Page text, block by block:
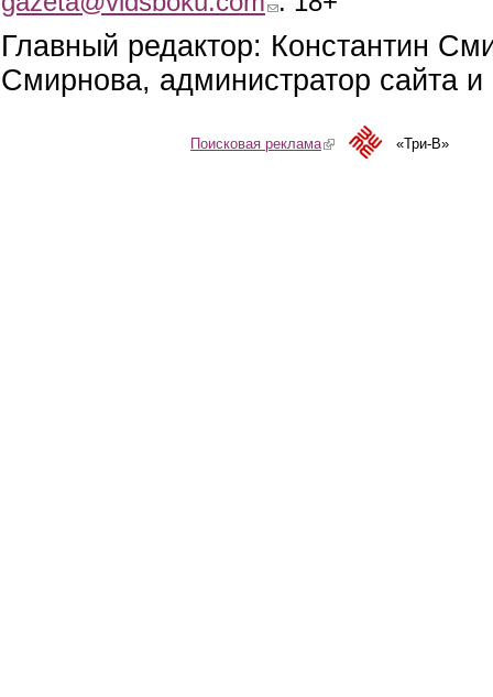
Главный редактор: Константин
Смирнова, администратор сайта
Поисковая реклама(link is external)«Три-В»